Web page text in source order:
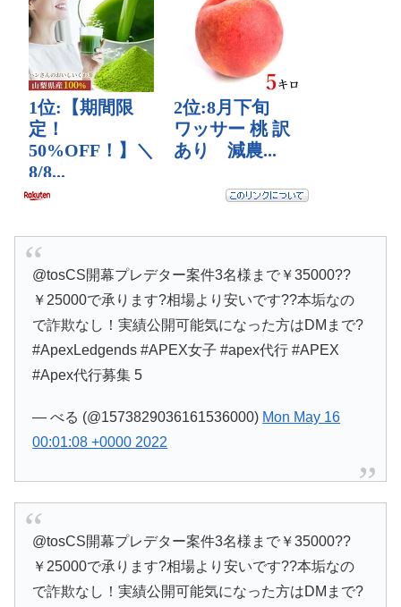
@tosCS開幕プレデター案件3名様まで￥35000??
￥25000で承ります?相場より安いです??本垢なの
で詐欺なし！実績公開可能気になった方はDMまで?
#ApexLedgends #APEX女子 #apex代行 #APEX
#Apex代行募集 5
— べる (@1573829036161536000) Mon May 16
00:01:08 +0000 2022
@tosCS開幕プレデター案件3名様まで￥35000??
￥25000で承ります?相場より安いです??本垢なの
で詐欺なし！実績公開可能気になった方はDMまで?